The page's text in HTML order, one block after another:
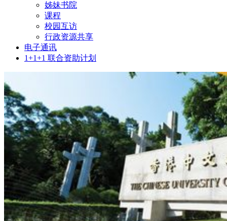
姊妹书院
课程
校园互访
行政资源共享
电子通讯
1+1+1 联合资助计划